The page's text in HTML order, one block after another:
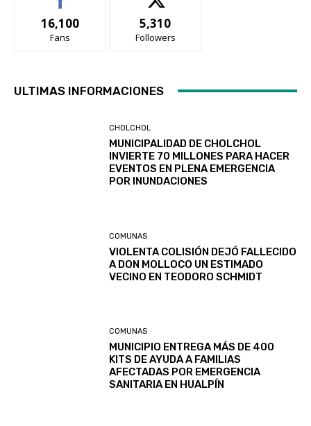
16,100
Fans
5,310
Followers
ULTIMAS INFORMACIONES
CHOLCHOL
MUNICIPALIDAD DE CHOLCHOL
INVIERTE 70 MILLONES PARA HACER
EVENTOS EN PLENA EMERGENCIA
POR INUNDACIONES
COMUNAS
VIOLENTA COLISIÓN DEJÓ FALLECIDO
A DON MOLLOCO UN ESTIMADO
VECINO EN TEODORO SCHMIDT
COMUNAS
MUNICIPIO ENTREGA MÁS DE 400
KITS DE AYUDA A FAMILIAS
AFECTADAS POR EMERGENCIA
SANITARIA EN HUALPÍN